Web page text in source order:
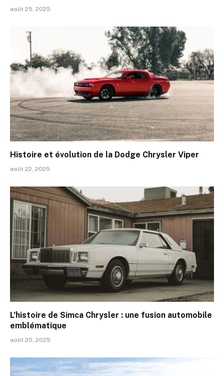
août 25, 2025
Histoire et évolution de la Dodge Chrysler Viper
août 22, 2025
L’histoire de Simca Chrysler : une fusion automobile
emblématique
août 20, 2025